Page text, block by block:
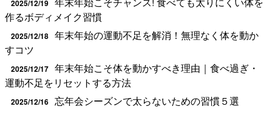
2025/12/19
作るボディメイク習慣
2025/12/18 年末年始の運動不足を解消！無理なく体を動か
すコツ
2025/12/17 年末年始こそ体を動かすべき理由｜食べ過ぎ・
運動不足をリセットする方法
2025/12/16 忘年会シーズンで太らないための習慣５選